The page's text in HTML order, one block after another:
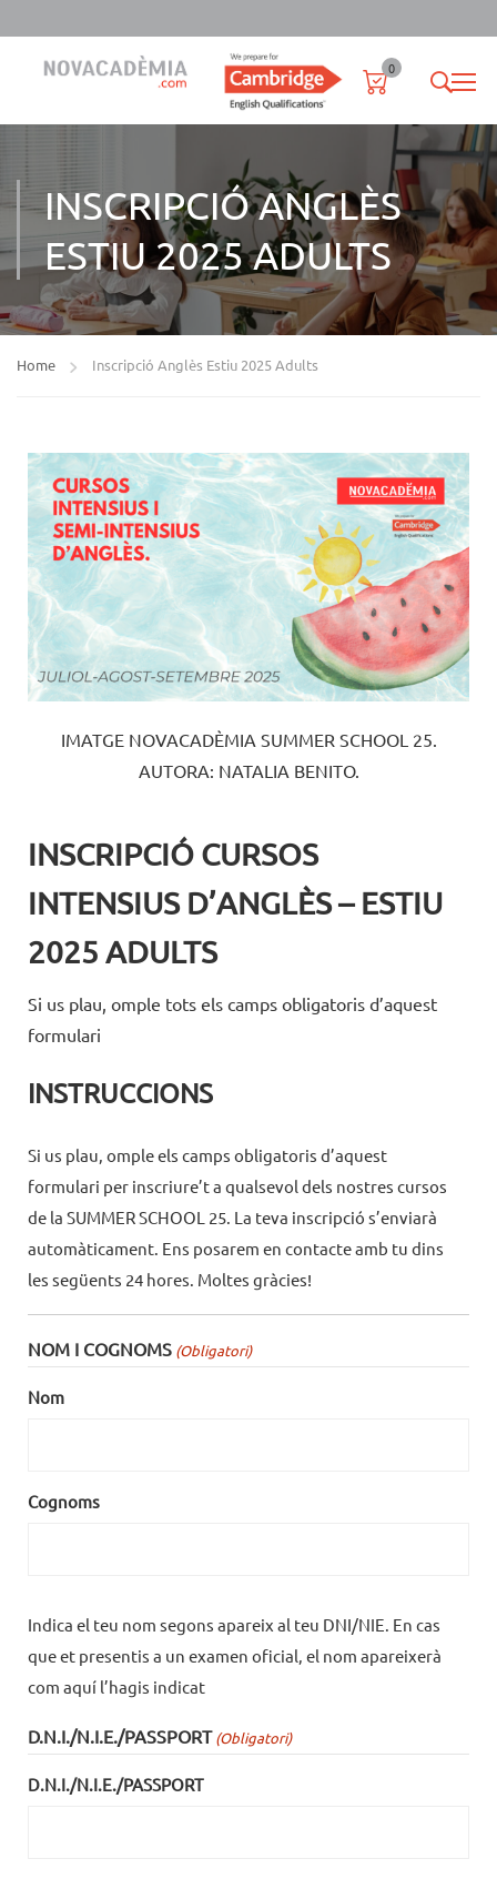
0
INSCRIPCIÓ ANGLÈS
ESTIU 2025 ADULTS
Home Inscripció Anglès Estiu 2025 Adults
IMATGE NOVACADÈMIA SUMMER SCHOOL 25.
AUTORA: NATALIA BENITO.
INSCRIPCIÓ CURSOS
INTENSIUS D’ANGLÈS – ESTIU
2025 ADULTS
Si us plau, omple tots els camps obligatoris d’aquest
formulari
INSTRUCCIONS
Si us plau, omple els camps obligatoris d’aquest
formulari per inscriure’t a qualsevol dels nostres cursos
de la SUMMER SCHOOL 25. La teva inscripció s’enviarà
automàticament. Ens posarem en contacte amb tu dins
les següents 24 hores. Moltes gràcies!
NOM I COGNOMS (Obligatori)
Nom
Cognoms
Indica el teu nom segons apareix al teu DNI/NIE. En cas
que et presentis a un examen oficial, el nom apareixerà
com aquí l’hagis indicat
D.N.I./N.I.E./PASSPORT (Obligatori)
D.N.I./N.I.E./PASSPORT